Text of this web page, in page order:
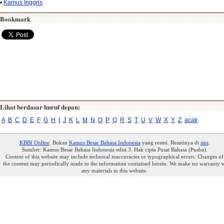
• Kamus Inggris
Bookmark
Lihat berdasar huruf depan:
A B C D E F G H J K L M N O P Q R S T U V W X Y Z acak
KBBI Online. Bukan Kamus Besar Bahasa Indonesiayang resmi. Resminya di sini
Sumber: Kamus Besar Bahasa Indonesia edisi 3. Hak cipta Pusat Bahasa (Pusba).
Content of this website may include technical inaccuracies or typographical errors. Changes of
the content may periodically made to the information contained herein. We make no warranty
any materials in this website.